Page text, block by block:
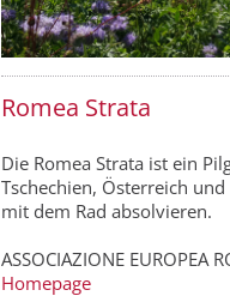
Romea Strata
Die Romea Strata ist ein
Tschechien, Österreich
mit dem Rad absolvieren.
ASSOCIAZIONE EUROPEA
Homepage